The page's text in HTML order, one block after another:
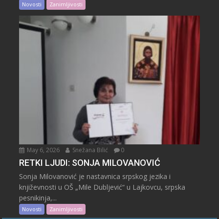
Novosti Zanimljivosti
May 6, 2026 Snežana Bilić 0
RETKI LJUDI: SONJA MILOVANOVIĆ
Sonja Milovanović je nastavnica srpskog jezika i
književnosti u OŠ „Mile Dubljević“ u Lajkovcu, srpska
pesnikinja,...
Novosti Zanimljivosti